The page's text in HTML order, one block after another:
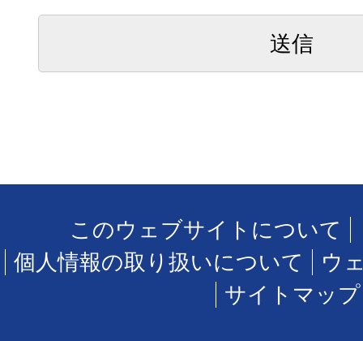
このウェブサイトについて
個人情報の取り扱いについて
ウ
サイトマップ